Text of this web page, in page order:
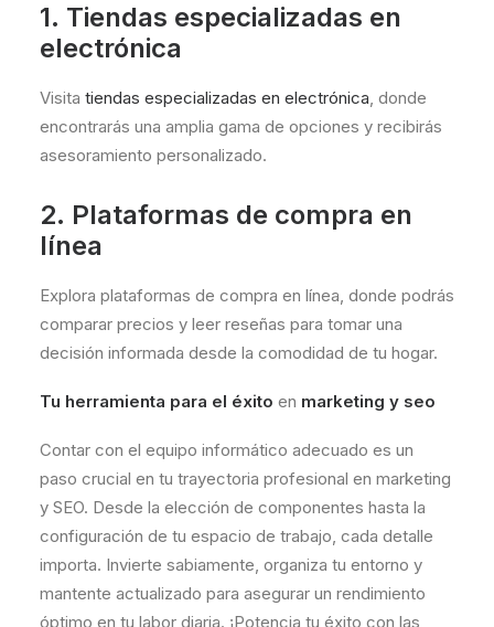
1. Tiendas especializadas en
electrónica
Visita tiendas especializadas en electrónica, donde
encontrarás una amplia gama de opciones y recibirás
asesoramiento personalizado.
2. Plataformas de compra en
línea
Explora plataformas de compra en línea, donde podrás
comparar precios y leer reseñas para tomar una
decisión informada desde la comodidad de tu hogar.
Tu herramienta para el éxito en marketing y seo
Contar con el equipo informático adecuado es un
paso crucial en tu trayectoria profesional en marketing
y SEO. Desde la elección de componentes hasta la
configuración de tu espacio de trabajo, cada detalle
importa. Invierte sabiamente, organiza tu entorno y
mantente actualizado para asegurar un rendimiento
óptimo en tu labor diaria. ¡Potencia tu éxito con las